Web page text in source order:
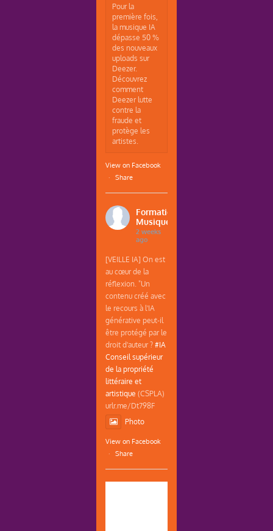
Pour la
première fois,
la musique IA
dépasse 50 %
des nouveaux
uploads sur
Deezer.
Découvrez
comment
Deezer lutte
contre la
fraude et
protège les
artistes.
View on Facebook
·
Share
Formations
Musique
2 weeks
ago
[VEILLE IA] On est
au cœur de la
réflexion. "Un
contenu créé avec
le recours à l'IA
générative peut-il
être protégé par le
droit d'auteur ?#IA
Conseil supérieur
de la propriété
littéraire et
artistique (CSPLA)
urlr.me/Dt798F
Photo
View on Facebook
·
Share